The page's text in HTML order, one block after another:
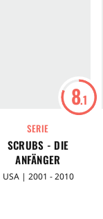
8.1
SERIE
SCRUBS - DIE
ANFÄNGER
USA | 2001 - 2010